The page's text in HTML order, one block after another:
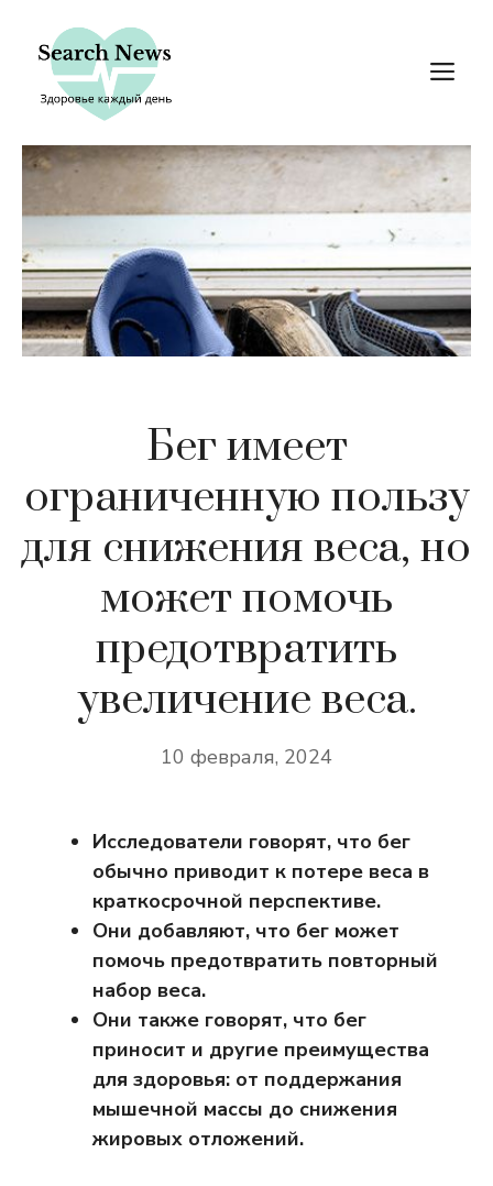
содержимому
Бег имеет
ограниченную пользу
для снижения веса, но
может помочь
предотвратить
увеличение веса.
10 февраля, 2024
Исследователи говорят, что бег
обычно приводит к потере веса в
краткосрочной перспективе.
Они добавляют, что бег может
помочь предотвратить повторный
набор веса.
Они также говорят, что бег
приносит и другие преимущества
для здоровья: от поддержания
мышечной массы до снижения
жировых отложений.